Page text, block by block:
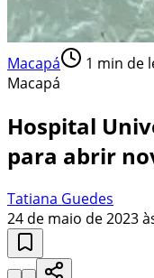
Macapá 1 min de
Macapá
Hospital
para abrir
Tatiana Guedes
24 de maio de 2023